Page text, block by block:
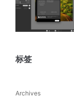
标签
Archives